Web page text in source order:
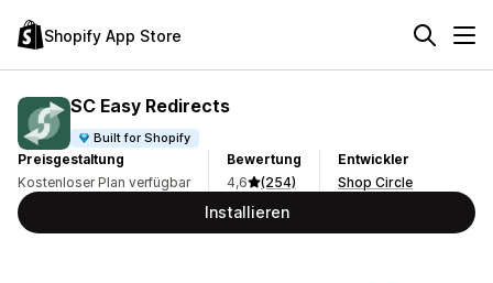
Shopify App Store
SC Easy Redirects
Built for Shopify
Preisgestaltung
Kostenloser Plan verfügbar
Bewertung
4,6
(254)
Entwickler
Shop Circle
Installieren